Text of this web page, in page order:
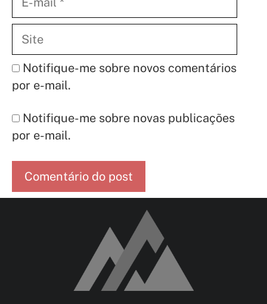
mail
Notifique-me sobre novos comentários
por e-mail.
Notifique-me sobre novas publicações
por e-mail.